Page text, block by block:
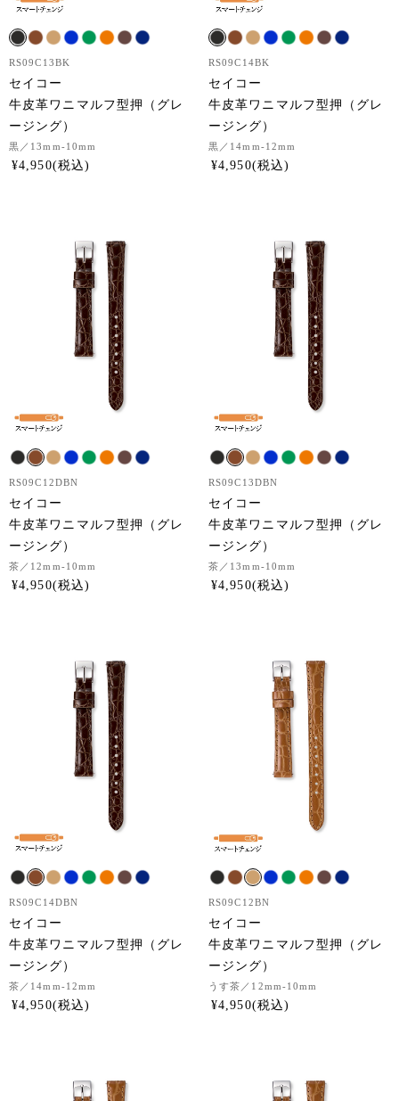
RS09C13BK
セイコー
牛皮革ワニマルフ型押（グレ
ージング）
黒 ／13mm-10mm
¥4,950
RS09C14BK
セイコー
牛皮革ワニマルフ型押（グレ
ージング）
黒 ／14mm-12mm
¥4,950
RS09C12DBN
セイコー
牛皮革ワニマルフ型押（グレ
ージング）
茶 ／12mm-10mm
¥4,950
RS09C13DBN
セイコー
牛皮革ワニマルフ型押（グレ
ージング）
茶 ／13mm-10mm
¥4,950
RS09C14DBN
セイコー
牛皮革ワニマルフ型押（グレ
ージング）
茶 ／14mm-12mm
¥4,950
RS09C12BN
セイコー
牛皮革ワニマルフ型押（グレ
ージング）
うす茶 ／12mm-10mm
¥4,950